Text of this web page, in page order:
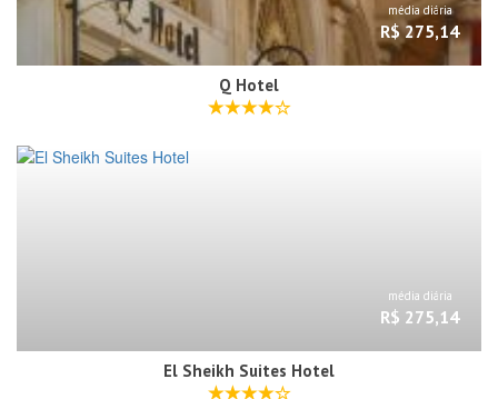
média diária
R$ 275,14
Q Hotel
média diária
R$ 275,14
El Sheikh Suites Hotel